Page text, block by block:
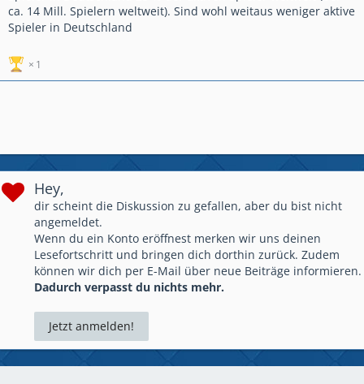
ca. 14 Mill. Spielern weltweit). Sind wohl weitaus weniger aktive
Spieler in Deutschland
1
Hey,
dir scheint die Diskussion zu gefallen, aber du bist nicht
angemeldet.
Wenn du ein Konto eröffnest merken wir uns deinen
Lesefortschritt und bringen dich dorthin zurück. Zudem
können wir dich per E-Mail über neue Beiträge informieren.
Dadurch verpasst du nichts mehr.
Jetzt anmelden!